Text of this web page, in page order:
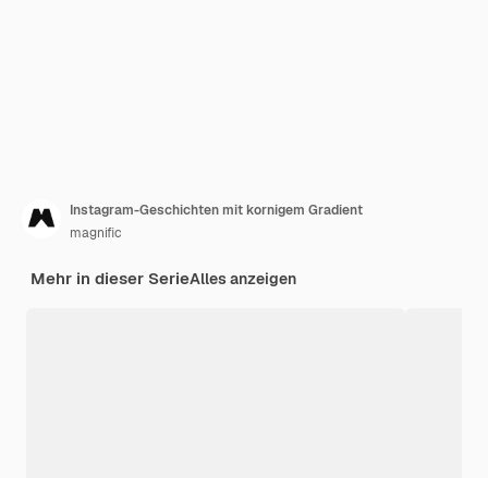
Instagram-Geschichten mit kornigem Gradient
magnific
Mehr in dieser SerieAlles anzeigen